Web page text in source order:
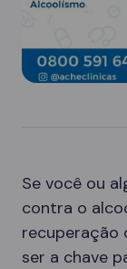
Se você ou
contra o
recuperação
ser a chave